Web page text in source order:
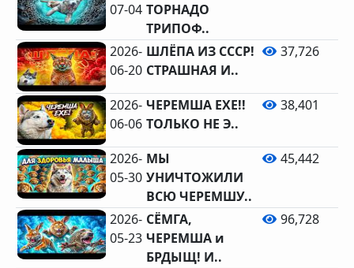
07-04 ТОРНАДО
ТРИПОФ..
2026-
06-20
ШЛЁПА ИЗ СССР!
СТРАШНАЯ И..
37,726
2026-
06-06
ЧЕРЕМША ЕХЕ!!
ТОЛЬКО НЕ Э..
38,401
2026-
05-30
МЫ
УНИЧТОЖИЛИ
ВСЮ ЧЕРЕМШУ..
45,442
2026-
05-23
СЁМГА,
ЧЕРЕМША и
БРДЫЩ! И..
96,728